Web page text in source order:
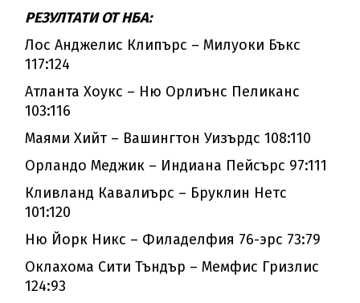
РЕЗУЛТАТИ ОТ НБА:
Лос Анджелис Клипърс – Милуоки Бъкс
117:124
Атланта Хоукс – Ню Орлиънс Пеликанс
103:116
Маями Хийт – Вашингтон Уизърдс 108:110
Орландо Меджик – Индиана Пейсърс 97:111
Кливланд Кавалиърс – Бруклин Нетс
101:120
Ню Йорк Никс – Филаделфия 76-эрс 73:79
Оклахома Сити Тъндър – Мемфис Гризлис
124:93